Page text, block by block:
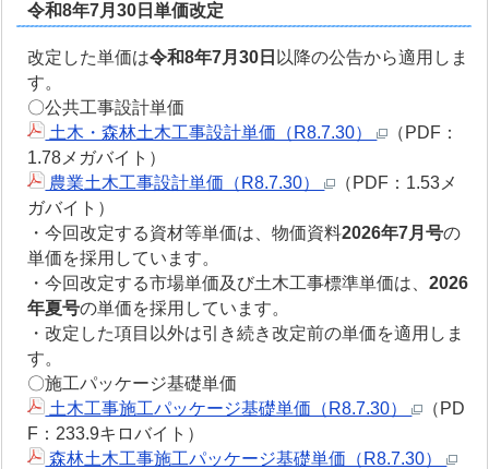
令和8年7月30日単価改定
改定した単価は令和8年7月30日 以降の公告から適用しま
す。
〇公共工事設計単価
土木・森林土木工事設計単価（R8.7.30）
（PDF：
1.78メガバイト）
農業土木工事設計単価（R8.7.30）
（PDF：1.53メ
ガバイト）
・今回改定する資材等単価は、物価資料2026年7月号の
単価を採用しています。
・今回改定する市場単価及び土木工事標準単価は、2026
年夏号の単価を採用しています。
・改定した項目以外は引き続き改定前の単価を適用しま
す。
〇施工パッケージ基礎単価
土木工事施工パッケージ基礎単価（R8.7.30）
（PD
F：233.9キロバイト）
森林土木工事施工パッケージ基礎単価（R8.7.30）